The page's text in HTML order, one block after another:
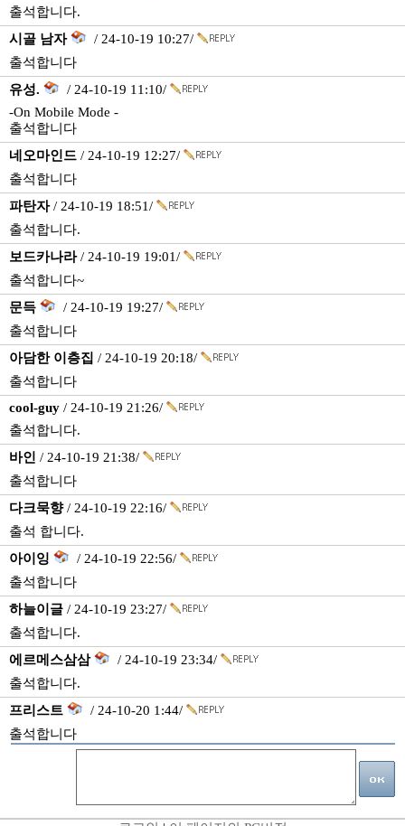
출석합니다.
시골 남자
/ 24-10-19 10:27/
출석합니다
유성.
/ 24-10-19 11:10/
-On Mobile Mode -
출석합니다
네오마인드 / 24-10-19 12:27/
출석합니다
파탄자/ 24-10-19 18:51/
출석합니다.
보드카나라/ 24-10-19 19:01/
출석합니다~
문득
/ 24-10-19 19:27/
출석합니다
아담한 이층집 / 24-10-19 20:18/
출석합니다
cool-guy / 24-10-19 21:26/
출석합니다.
바인 / 24-10-19 21:38/
출석합니다
다크묵향/ 24-10-19 22:16/
출석 합니다.
아이잉
/ 24-10-19 22:56/
출석합니다
하늘이글 / 24-10-19 23:27/
출석합니다.
에르메스삼삼
/ 24-10-19 23:34/
출석합니다.
프리스트
/ 24-10-20 1:44/
출석합니다